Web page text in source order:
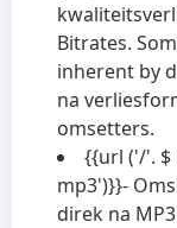
Bitrates.
inherent by
na
omsetters.
{{url ('/'. $
mp3')}}-
direk na